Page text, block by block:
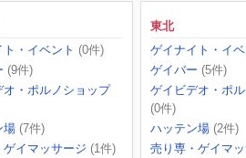
・イベント (0件)
(9件)
オ・ポルノショップ
場 (7件)
ゲイマッサージ (1件)
東北
ゲイナイト・イベ
ゲイバー (5件)
ゲイビデオ・ポ
(0件)
ハッテン場 (2件)
売り専・ゲイマ